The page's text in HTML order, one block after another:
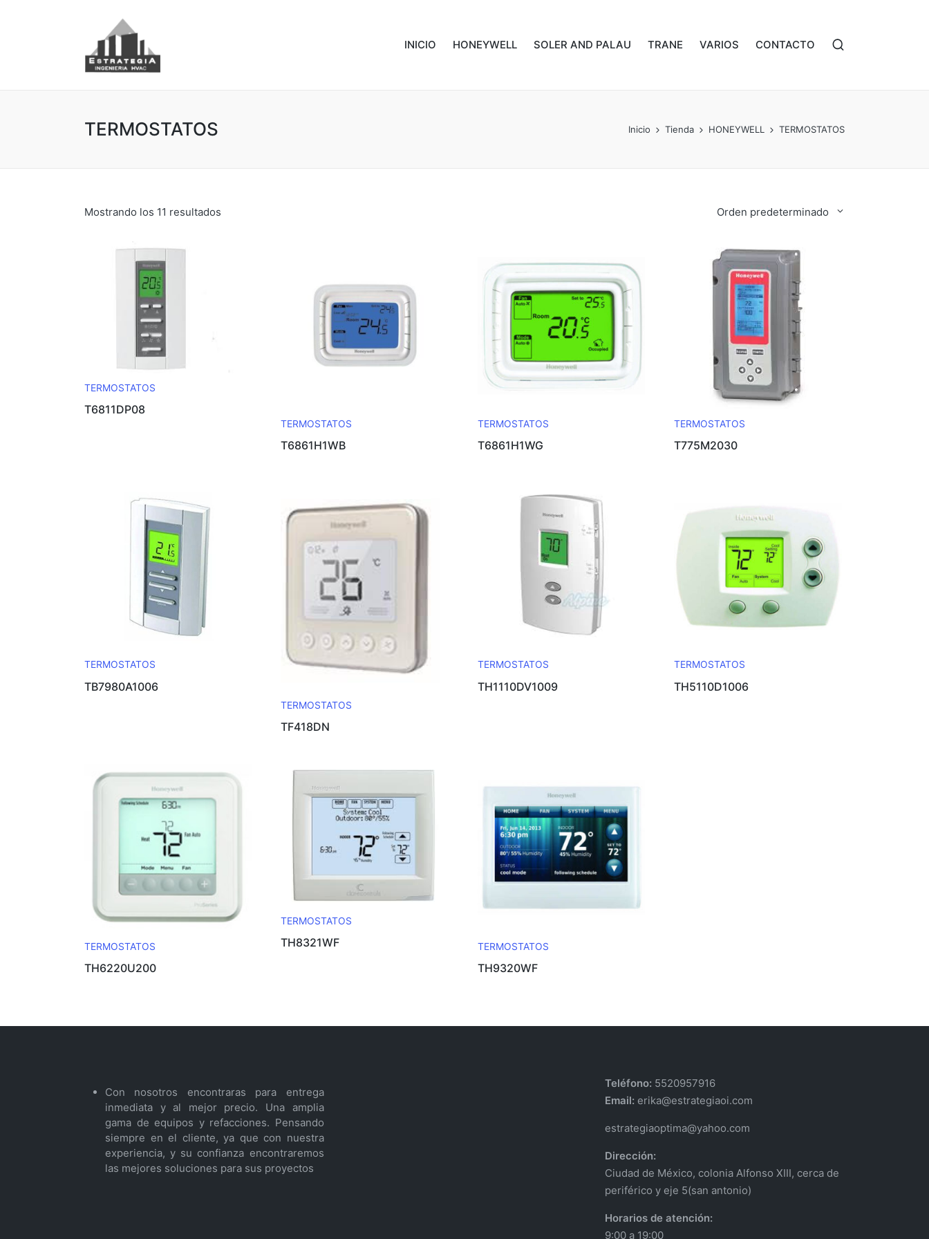
INICIO HONEYWELL SOLER AND PALAU TRANE VARIOS CONTACTO
TERMOSTATOS Inicio Tienda HONEYWELL TERMOSTATOS
Mostrando los 11 resultados Orden predeterminado
TERMOSTATOS
T6811DP08
TERMOSTATOS
T6861H1WB
TERMOSTATOS
T6861H1WG
TERMOSTATOS
T775M2030
TERMOSTATOS
TB7980A1006
TERMOSTATOS
TF418DN
TERMOSTATOS
TH1110DV1009
TERMOSTATOS
TH5110D1006
TERMOSTATOS
TH6220U200
TERMOSTATOS
TH8321WF TERMOSTATOS
TH9320WF
Con nosotros encontraras para entrega
inmediata y al mejor precio. Una amplia
gama de equipos y refacciones. Pensando
siempre en el cliente, ya que con nuestra
experiencia, y su confianza encontraremos
las mejores soluciones para sus proyectos
Teléfono: 5520957916
Email: erika@estrategiaoi.com
estrategiaoptima@yahoo.com
Dirección:
Ciudad de México, colonia Alfonso XIII, cerca de
periférico y eje 5(san antonio)
Horarios de atención:
9:00 a 19:00